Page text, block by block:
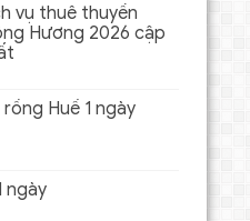
vụ thuê thuyền
Hương 2026 cập
Huế 1 ngày
ngày